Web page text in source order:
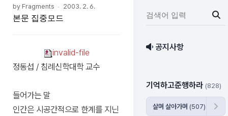
전
by Fragments 2003. 2. 6.
본문 집중모드
invalid-file
정동섭 / 침례신학대학 교수
들어가는 말
인간은 시공간적으로 한계를 지닌
검
색
입 공지사항
기억하고준행하라 (828)
살며 살아가며 (507)